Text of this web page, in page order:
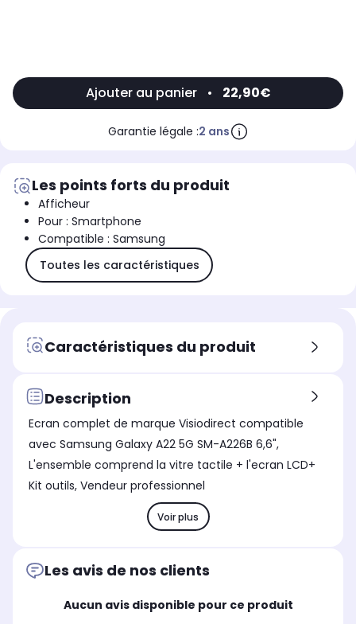
Ajouter au panier • 22,90€
Garantie légale :2 ans
Les points forts du produit
Afficheur
Pour : Smartphone
Compatible : Samsung
Toutes les caractéristiques
Caractéristiques du produit
Description
Ecran complet de marque Visiodirect compatible
avec Samsung Galaxy A22 5G SM-A226B 6,6",
L'ensemble comprend la vitre tactile + l'ecran LCD+
Kit outils, Vendeur professionnel
Voir plus
Les avis de nos clients
Aucun avis disponible pour ce produit